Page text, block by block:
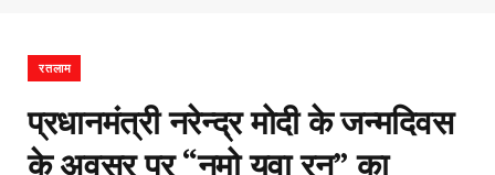
रतलाम
प्रधानमंत्री नरेन्द्र मोदी के जन्मदिवस
के अवसर पर “नमो युवा रन” का